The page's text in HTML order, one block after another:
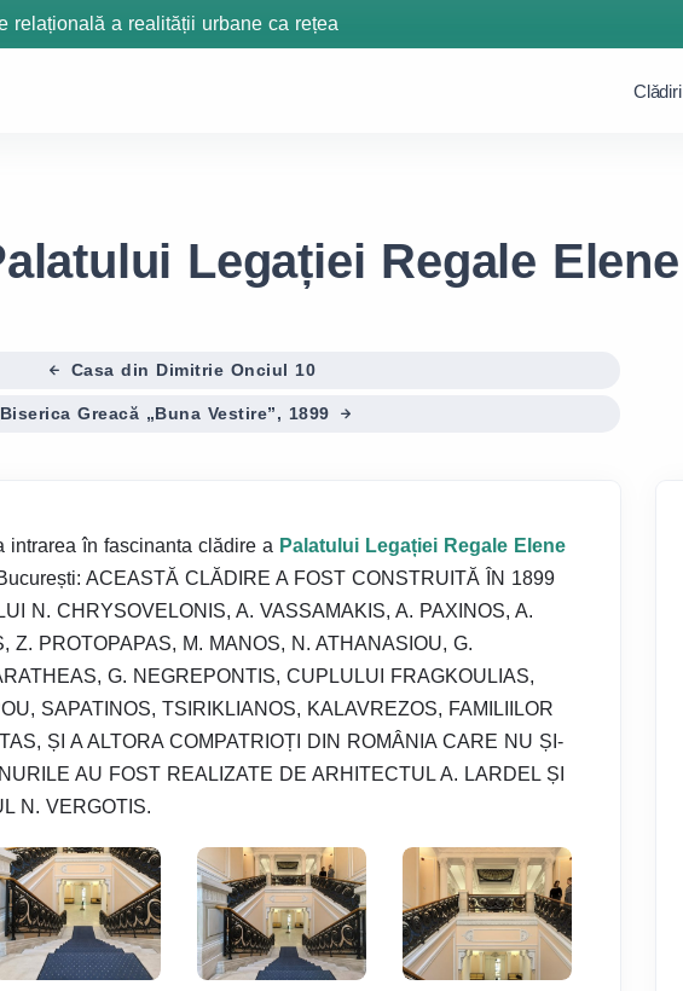
relațională a realității urbane ca rețea
Clǎdiri
Legației Regale Elene
Casa din Dimitrie Onciul 10
Biserica Greacă „Buna Vestire”, 1899
intrarea în fascinanta clădire a Palatului Legației Regale Elene
ACEASTĂ CLĂDIRE A FOST CONSTRUITĂ ÎN 1899
N. CHRYSOVELONIS, A. VASSAMAKIS, A. PAXINOS, A.
Z. PROTOPAPAS, M. MANOS, N. ATHANASIOU, G.
G. NEGREPONTIS, CUPLULUI FRAGKOULIAS,
SAPATINOS, TSIRIKLIANOS, KALAVREZOS, FAMILIILOR
ȘI A ALTORA COMPATRIOȚI DIN ROMÂNIA CARE NU ȘI-
AU FOST REALIZATE DE ARHITECTUL A. LARDEL ȘI
N. VERGOTIS.